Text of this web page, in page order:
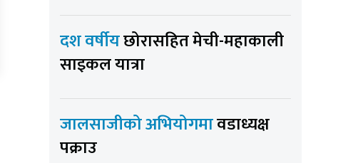
दश वर्षीयछोरासहित मेची-महाकाली
साइकल यात्रा
जालसाजीको अभियोगमावडाध्यक्ष
पक्राउ